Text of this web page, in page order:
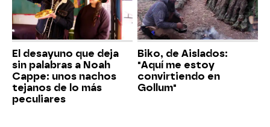
El desayuno que deja
sin palabras a Noah
Cappe: unos nachos
tejanos de lo más
peculiares
Biko, de Aislados:
"Aquí me estoy
convirtiendo en
Gollum"